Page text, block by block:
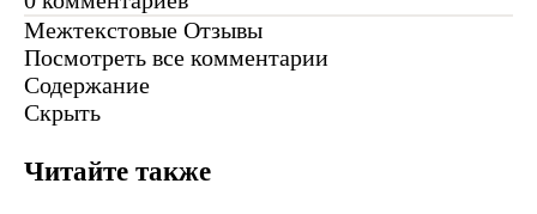
Межтекстовые Отзывы
Посмотреть все комментарии
Содержание
Скрыть
Читайте также